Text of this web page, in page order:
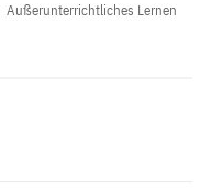
Außerunterrichtliches Lernen